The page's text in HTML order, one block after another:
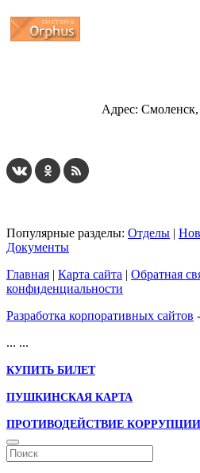
Адрес:
Популярные разделы: Отделы |
Документы
Главная | Карта сайта | Обратная
конфиденциальности
Разработка корпоративных сайтов
... ...
КУПИТЬ БИЛЕТ
ПУШКИНСКАЯ КАРТА
ПРОТИВОДЕЙСТВИЕ КОРРУПЦИИ